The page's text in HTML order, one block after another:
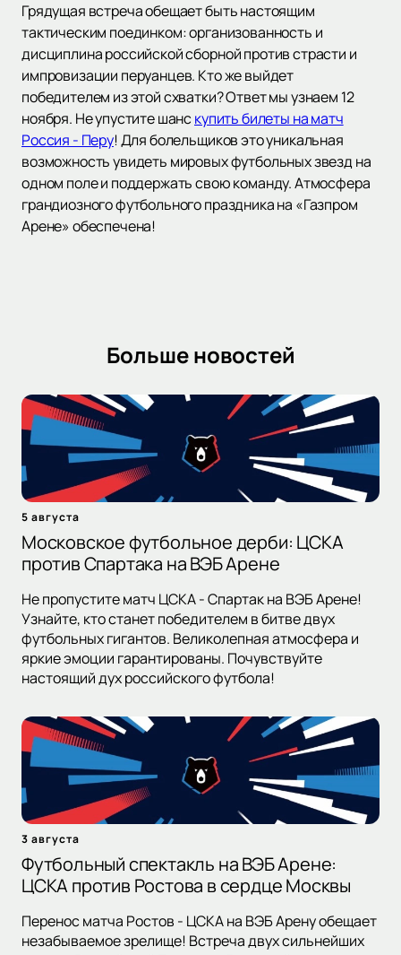
Грядущая встреча обещает быть настоящим
тактическим поединком: организованность и
дисциплина российской сборной против страсти и
импровизации перуанцев. Кто же выйдет
победителем из этой схватки? Ответ мы узнаем 12
ноября. Не упустите шанскупить билеты на матч
Россия - Перу! Для болельщиков это уникальная
возможность увидеть мировых футбольных звезд на
одном поле и поддержать свою команду. Атмосфера
грандиозного футбольного праздника на «Газпром
Арене» обеспечена!
Больше новостей
5 августа
Московское футбольное дерби: ЦСКА
против Спартака на ВЭБ Арене
Не пропустите матч ЦСКА - Спартак на ВЭБ Арене!
Узнайте, кто станет победителем в битве двух
футбольных гигантов. Великолепная атмосфера и
яркие эмоции гарантированы. Почувствуйте
настоящий дух российского футбола!
3 августа
Футбольный спектакль на ВЭБ Арене:
ЦСКА против Ростова в сердце Москвы
Перенос матча Ростов - ЦСКА на ВЭБ Арену обещает
незабываемое зрелище! Встреча двух сильнейших